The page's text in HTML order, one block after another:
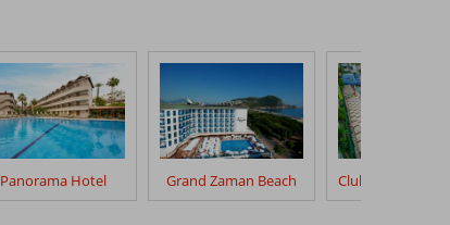
Panorama Hotel Grand Zaman Beach